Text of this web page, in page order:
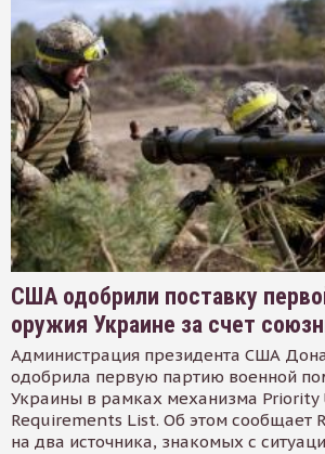
США одобрили поставку
оружия Украине за счет
Администрация президента США
одобрила первую партию военной
Украины в рамках механизма Priority
Requirements List. Об этом сообщает
на два источника, знакомых с